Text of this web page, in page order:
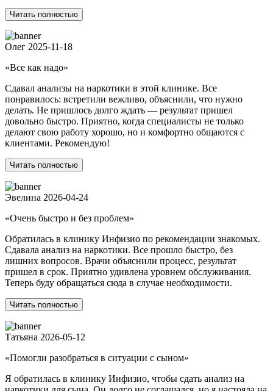
Читать полностью
Олег 2025-11-18
«Все как надо»
Сдавал анализы на наркотики в этой клинике. Все
понравилось: встретили вежливо, объяснили, что нужно
делать. Не пришлось долго ждать — результат пришел
довольно быстро. Приятно, когда специалисты не только
делают свою работу хорошо, но и комфортно общаются с
клиентами. Рекомендую!
Читать полностью
Эвелина 2026-04-24
«Очень быстро и без проблем»
Обратилась в клинику Инфизио по рекомендации знакомых.
Сдавала анализ на наркотики. Все прошло быстро, без
лишних вопросов. Врачи объяснили процесс, результат
пришел в срок. Приятно удивлена уровнем обслуживания.
Теперь буду обращаться сюда в случае необходимости.
Читать полностью
Татьяна 2026-05-12
«Помогли разобраться в ситуации с сыном»
Я обратилась в клинику Инфизио, чтобы сдать анализ на